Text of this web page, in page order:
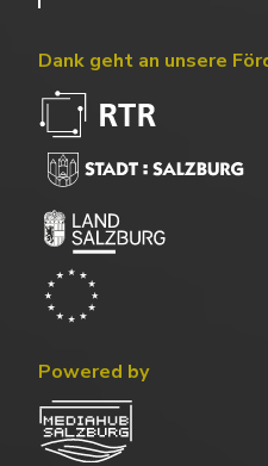
Dank geht an unsere
Powered by